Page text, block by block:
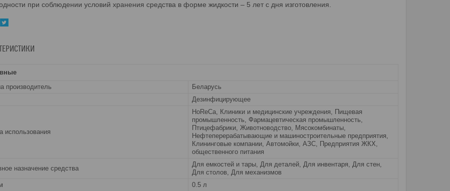
при соблюдении условий хранения средства в форме жидкости – 5 лет с дня изготовления.
производитель
Беларусь
Дезинфицирующее
использования
HoReCa, Клиники и медицинские учреждения, Пищевая
промышленность, Фармацевтическая промышленность,
Птицефабрики, Животноводство, Мясокомбинаты,
Нефтеперерабатывающие и машиностроительные предприятия,
Клининговые компании, Автомойки, АЗС, Предприятия ЖКХ,
общественного питания
назначение средства
Для емкостей и тары, Для деталей, Для инвентаря, Для стен,
Для столов, Для механизмов
0.5 л